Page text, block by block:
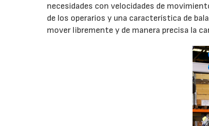
necesidades con velocidades de
de los operarios y una característica de
mover libremente y de manera precisa la